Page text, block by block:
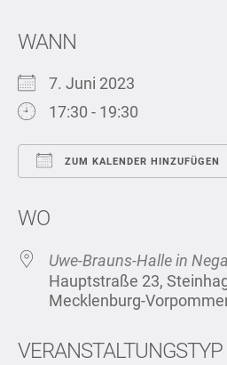
WANN
7. Juni 2023
17:30 - 19:30
ZUM KALENDER HINZUFÜGEN
WO
Uwe-Brauns-Halle in
Hauptstraße 23,
Mecklenburg-
VERANSTALTUNGSTYP